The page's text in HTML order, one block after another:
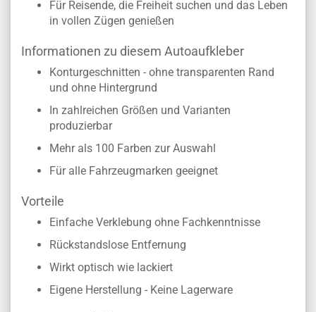
Für Reisende, die Freiheit suchen und das Leben
in vollen Zügen genießen
Informationen zu diesem Autoaufkleber
Konturgeschnitten - ohne transparenten Rand
und ohne Hintergrund
In zahlreichen Größen und Varianten
produzierbar
Mehr als 100 Farben zur Auswahl
Für alle Fahrzeugmarken geeignet
Vorteile
Einfache Verklebung ohne Fachkenntnisse
Rückstandslose Entfernung
Wirkt optisch wie lackiert
Eigene Herstellung - Keine Lagerware